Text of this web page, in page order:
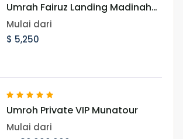
Umrah Fairuz Landing Madinah
12 Agustus 2026
Mulai dari
$ 5,250
Umroh Private VIP Munatour
Mulai dari